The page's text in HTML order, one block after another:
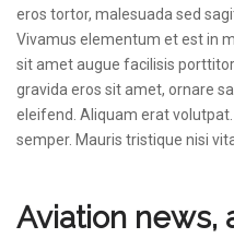
eros tortor, malesuada sed
Vivamus elementum et est in
sit amet augue facilisis
gravida eros sit amet, ornare
eleifend. Aliquam erat
semper. Mauris tristique nisi
Aviation news,